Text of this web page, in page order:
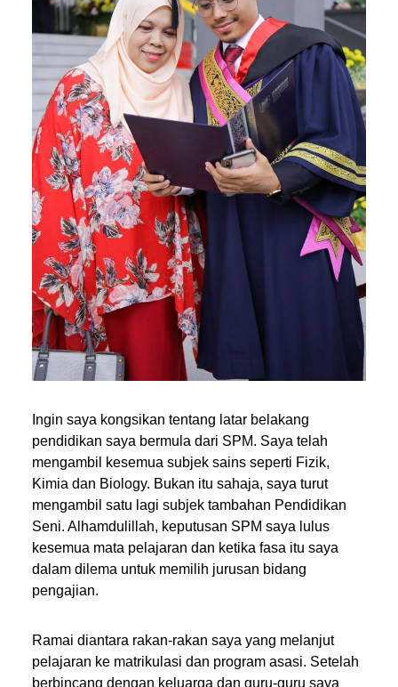
Ingin saya kongsikan tentang latar belakang
pendidikan saya bermula dari SPM. Saya telah
mengambil kesemua subjek sains seperti Fizik,
Kimia dan Biology. Bukan itu sahaja, saya turut
mengambil satu lagi subjek tambahan Pendidikan
Seni. Alhamdulillah, keputusan SPM saya lulus
kesemua mata pelajaran dan ketika fasa itu saya
dalam dilema untuk memilih jurusan bidang
pengajian.
Ramai diantara rakan-rakan saya yang melanjut
pelajaran ke matrikulasi dan program asasi. Setelah
berbincang dengan keluarga dan guru-guru saya